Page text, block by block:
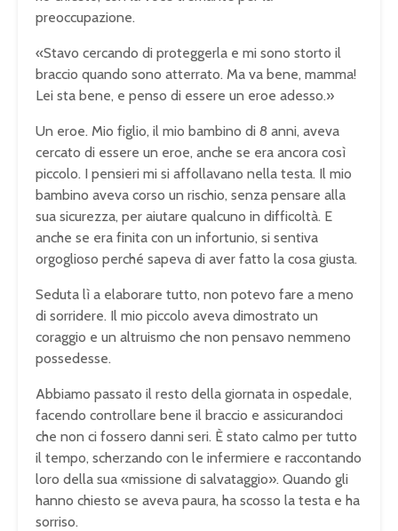
preoccupazione.
«Stavo cercando di proteggerla e mi sono storto il
braccio quando sono atterrato. Ma va bene, mamma!
Lei sta bene, e penso di essere un eroe adesso.»
Un eroe. Mio figlio, il mio bambino di 8 anni, aveva
cercato di essere un eroe, anche se era ancora così
piccolo. I pensieri mi si affollavano nella testa. Il mio
bambino aveva corso un rischio, senza pensare alla
sua sicurezza, per aiutare qualcuno in difficoltà. E
anche se era finita con un infortunio, si sentiva
orgoglioso perché sapeva di aver fatto la cosa giusta.
Seduta lì a elaborare tutto, non potevo fare a meno
di sorridere. Il mio piccolo aveva dimostrato un
coraggio e un altruismo che non pensavo nemmeno
possedesse.
Abbiamo passato il resto della giornata in ospedale,
facendo controllare bene il braccio e assicurandoci
che non ci fossero danni seri. È stato calmo per tutto
il tempo, scherzando con le infermiere e raccontando
loro della sua «missione di salvataggio». Quando gli
hanno chiesto se aveva paura, ha scosso la testa e ha
sorriso.